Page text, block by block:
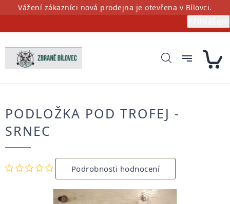
PřejítVážení zákazníci nová prodejna je otevřena v Bílovci.
PODLOŽKA POD TROFEJ -
SRNEC
Průměrné
hodnocení
produktu
je
0,0
Podrobnosti hodnocení